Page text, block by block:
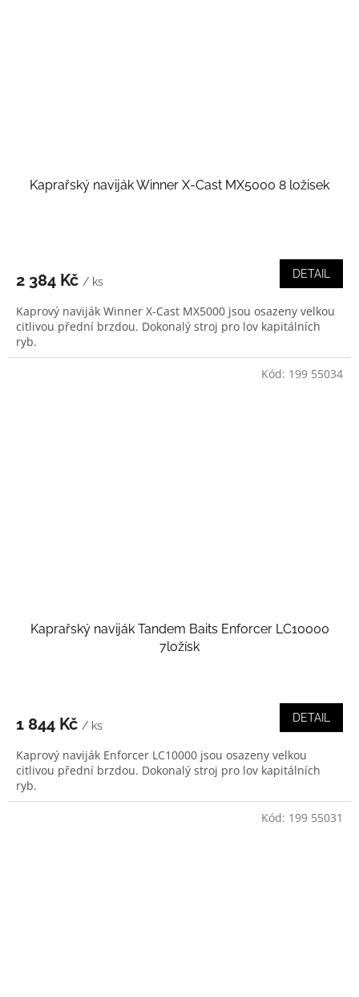
Kaprařský naviják Winner X-Cast MX5000 8 ložisek
2 384 Kč / ks
DETAIL
Kaprový naviják Winner X-Cast MX5000 jsou osazeny velkou
citlivou přední brzdou. Dokonalý stroj pro lov kapitálních
ryb.
Kaprařský naviják Tandem Baits Enforcer LC10000
7ložísk
1 844 Kč / ks
DETAIL
Kaprový naviják Enforcer LC10000 jsou osazeny velkou
citlivou přední brzdou. Dokonalý stroj pro lov kapitálních
ryb.
Kód: 199 55034
Kód: 199 55031